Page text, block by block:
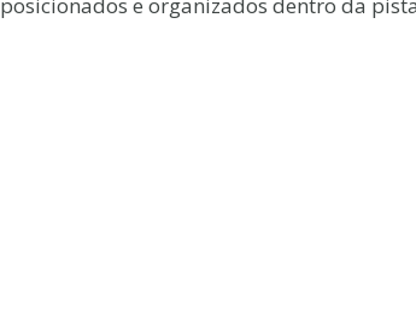
e organizados dentro da